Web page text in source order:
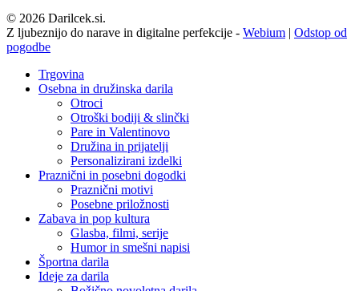
© 2026 Darilcek.si.
Z ljubeznijo do narave in digitalne perfekcije - Webium | Odstop od
pogodbe
Close
Menu
Trgovina
Osebna in družinska darila
Otroci
Otroški bodiji & slinčki
Pare in Valentinovo
Družina in prijatelji
Personalizirani izdelki
Praznični in posebni dogodki
Praznični motivi
Posebne priložnosti
Zabava in pop kultura
Glasba, filmi, serije
Humor in smešni napisi
Športna darila
Ideje za darila